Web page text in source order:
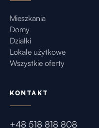
I są takie, w których już
układać własne życie.
Tutaj łatwo wyobrazić
wieczory, święta przy
prostu dobrze smakuje.
Mieszkania
Domy
Działki
Lokale użytkowe
Wszystkie oferty
KONTAKT
+48 518 818 808